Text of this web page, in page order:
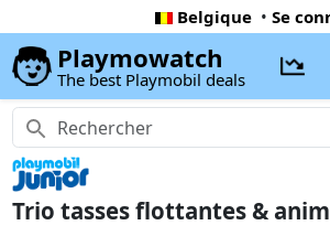
Belgique • Se
Playmowatch
The best Playmobil deals
Trio tasses flottantes &